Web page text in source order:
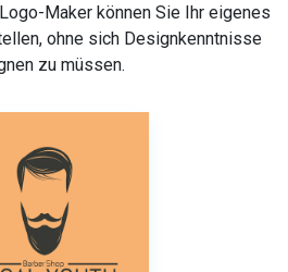
Maker können Sie Ihr eigenes
ohne sich Designkenntnisse
zu müssen.